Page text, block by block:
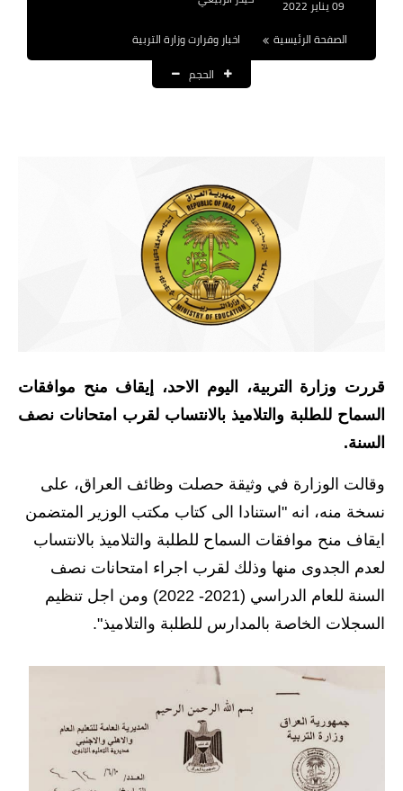
العقود والاجور اليومية
القروض والسلف
المنح المالية
قطع الاراضي
اخبار العراق
الاخبار الامنية
الاخبار الرياضية
المدارس
اخبار وقرارات وزارة التربية
نتائج الامتحانات
المرحلة الاعدادية
اسئلة وزارية
الصفحة الرئيسية
اخبار وقرارت وزارة التربية
الحجم
قررت وزارة التربية، اليوم الاحد، إيقاف منح موافقات
السماح للطلبة والتلاميذ بالانتساب لقرب امتحانات نصف
السنة.
وقالت الوزارة في وثيقة حصلت وظائف العراق، على
نسخة منه، انه "استنادا الى كتاب مكتب الوزير المتضمن
ايقاف منح موافقات السماح للطلبة والتلاميذ بالانتساب
لعدم الجدوى منها وذلك لقرب اجراء امتحانات نصف
السنة للعام الدراسي (2021- 2022) ومن اجل تنظيم
السجلات الخاصة بالمدارس للطلبة والتلاميذ".